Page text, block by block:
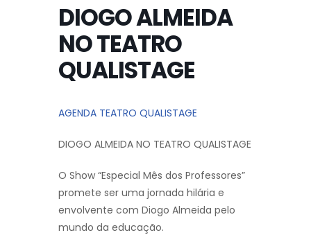
DIOGO ALMEIDA
NO TEATRO
QUALISTAGE
AGENDA TEATRO QUALISTAGE
DIOGO ALMEIDA NO TEATRO QUALISTAGE
O Show “Especial Mês dos Professores”
promete ser uma jornada hilária e
envolvente com Diogo Almeida pelo
mundo da educação.